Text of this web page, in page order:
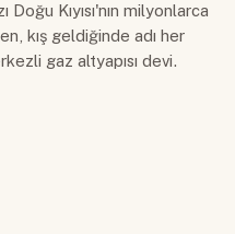
Kıyısı'nın milyonlarca
kış geldiğinde adı her
gaz altyapısı devi.